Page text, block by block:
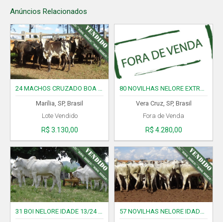
Anúncios Relacionados
24 MACHOS CRUZADO BOA IDADE 13/15 MESES CÓD..0120126 VENDIDO
Marília, SP, Brasil
Lote Vendido
R$ 3.130,00
80 NOVILHAS NELORE EXTRA VAZIA 18/24 MESES CÓD. 05060126
Vera Cruz, SP, Brasil
Fora de Venda
R$ 4.280,00
31 BOI NELORE IDADE 13/24 MESES CÓD..01260126 VENDIDO
57 NOVILHAS NELORE IDADE 16/17 MESES CÓD. 01130126 VENDIDO